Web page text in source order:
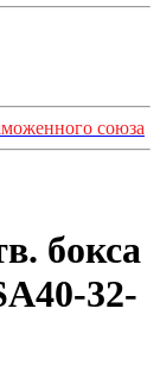
союза
бокса
32-